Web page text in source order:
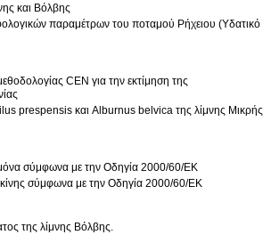
και Βόλβης
παραμέτρων του ποταμού Ρήχειου (Υδατικό
CEN για την εκτίμηση της
prespensis και Alburnus belvica της λίμνης Μικρής
σύμφωνα με την Οδηγία 2000/60/ΕΚ
σύμφωνα με την Οδηγία 2000/60/ΕΚ
της λίμνης Βόλβης.